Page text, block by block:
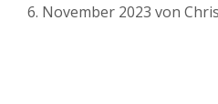
6. November 2023 von Chris